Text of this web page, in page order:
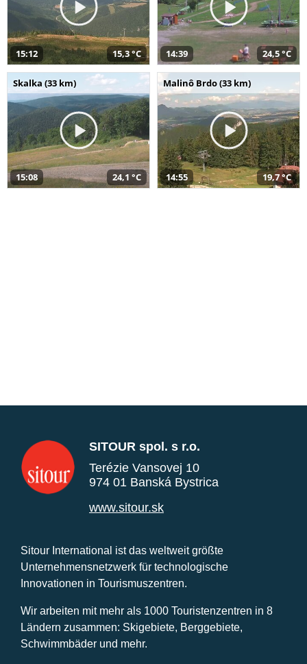
15:12 15,3 °C 14:39 24,5 °C
Skalka (33 km)
15:08 24,1 °C
Malinô Brdo (33 km)
14:55 19,7 °C
SITOUR spol. s r.o.
Terézie Vansovej 10
974 01 Banská Bystrica
www.sitour.sk
Sitour International ist das weltweit größte
Unternehmensnetzwerk für technologische
Innovationen in Tourismuszentren.
Wir arbeiten mit mehr als 1000 Touristenzentren in 8
Ländern zusammen: Skigebiete, Berggebiete,
Schwimmbäder und mehr.